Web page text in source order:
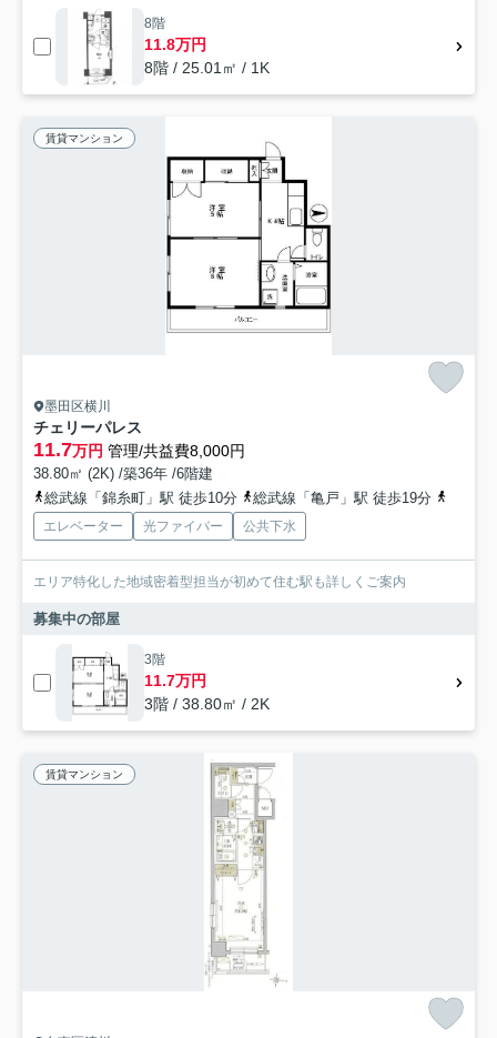
8階
11.8万円
8階 / 25.01㎡ / 1K
賃貸マンション
墨田区横川
チェリーパレス
11.7万円 管理/共益費8,000円
38.80㎡ (2K) /築36年 /6階建
総武線「錦糸町」駅 徒歩10分
総武線「亀戸」駅 徒歩19分
エレベーター 光ファイバー 公共下水
エリア特化した地域密着型担当が初めて住む駅も詳しくご案内
募集中の部屋
3階
11.7万円
3階 / 38.80㎡ / 2K
賃貸マンション